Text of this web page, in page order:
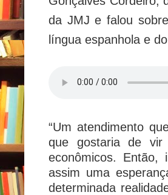
da JMJ e falou
língua espanhola e
“Um atendimento
que gostaria de vir
econômicos.
assim uma
determinada